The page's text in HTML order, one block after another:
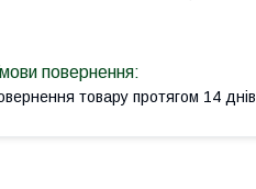
товару протягом 14 днів